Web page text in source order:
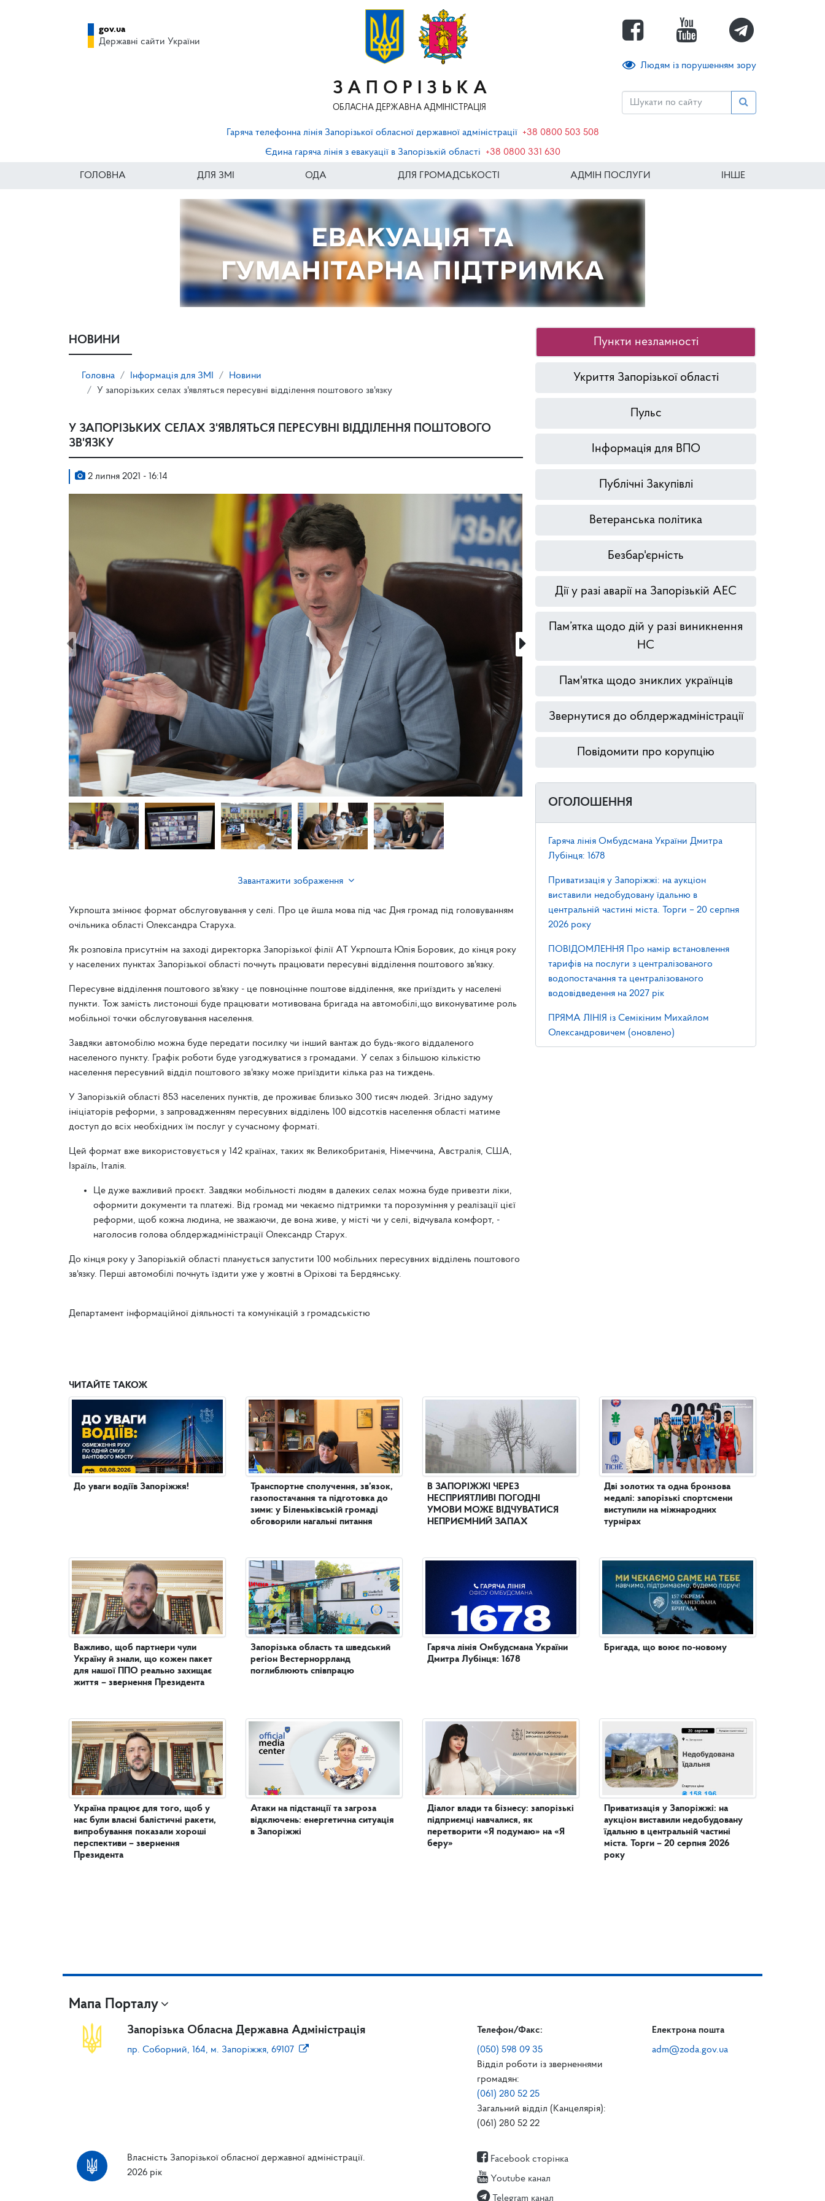
ЗАПОРІЗЬКА
ОБЛАСНА ДЕРЖАВНА АДМІНІСТРАЦІЯ
Людям із порушенням зору
gov.ua
Державні сайти України
Гаряча телефонна лінія Запорізької обласної державної адміністрації +38 0800 503 508
Єдина гаряча лінія з евакуації в Запорізькій області
+38 0800 331 630
ГОЛОВНА ДЛЯ ЗМІ ОДА ДЛЯ ГРОМАДСЬКОСТІ АДМІН ПОСЛУГИ ІНШЕ
НОВИНИ
Головна Інформація для ЗМІ
Новини
У запорізьких селах з'являться пересувні відділення поштового зв'язку
У ЗАПОРІЗЬКИХ СЕЛАХ З'ЯВЛЯТЬСЯ ПЕРЕСУВНІ ВІДДІЛЕННЯ ПОШТОВОГО
ЗВ'ЯЗКУ
2 липня 2021 - 16:14
Завантажити зображення
Укрпошта змінює формат обслуговування у селі. Про це йшла мова під час Дня громад під головуванням
очільника області Олександра Старуха.
Як розповіла присутнім на заході директорка Запорізької філії АТ Укрпошта Юлія Боровик, до кінця року
у населених пунктах Запорізької області почнуть працювати пересувні відділення поштового зв'язку.
Пересувне відділення поштового зв'язку - це повноцінне поштове відділення, яке приїздить у населені
пункти. Тож замість листоноші буде працювати мотивована бригада на автомобілі,що виконуватиме роль
мобільної точки обслуговування населення.
Завдяки автомобілю можна буде передати посилку чи інший вантаж до будь-якого віддаленого
населеного пункту. Графік роботи буде узгоджуватися з громадами. У селах з більшою кількістю
населення пересувний відділ поштового зв'язку може приїздити кілька раз на тиждень.
У Запорізькій області 853 населених пунктів, де проживає близько 300 тисяч людей. Згідно задуму
ініціаторів реформи, з запровадженням пересувних відділень 100 відсотків населення області матиме
доступ до всіх необхідних їм послуг у сучасному форматі.
Цей формат вже використовується у 142 країнах, таких як Великобританія, Німеччина, Австралія, США,
Ізраїль, Італія.
Це дуже важливий проєкт. Завдяки мобільності людям в далеких селах можна буде привезти ліки,
оформити документи та платежі. Від громад ми чекаємо підтримки та порозуміння у реалізації цієї
реформи, щоб кожна людина, не зважаючи, де вона живе, у місті чи у селі, відчувала комфорт, -
наголосив голова облдержадміністрації Олександр Старух.
До кінця року у Запорізькій області планується запустити 100 мобільних пересувних відділень поштового
зв'язку. Перші автомобілі почнуть їздити уже у жовтні в Оріхові та Бердянську.
Департамент інформаційної діяльності та комунікацій з громадськістю
Пункти незламності
Укриття Запорізької області
Пульс
Інформація для ВПО
Публічні Закупівлі
Ветеранська політика
Безбар'єрність
Дії у разі аварії на Запорізькій АЕС
Пам’ятка щодо дій у разі виникнення
НС
Пам'ятка щодо зниклих українців
Звернутися до облдержадміністрації
Повідомити про корупцію
ОГОЛОШЕННЯ
Гаряча лінія Омбудсмана України Дмитра
Лубінця: 1678
Приватизація у Запоріжжі: на аукціон
виставили недобудовану їдальню в
центральній частині міста. Торги – 20 серпня
2026 року
ПОВІДОМЛЕННЯ Про намір встановлення
тарифів на послуги з централізованого
водопостачання та централізованого
водовідведення на 2027 рік
ПРЯМА ЛІНІЯ із Семікіним Михайлом
Олександровичем (оновлено)
ЧИТАЙТЕ ТАКОЖ
До уваги водіїв Запоріжжя!
Важливо, щоб партнери чули
Україну й знали, що кожен пакет
для нашої ППО реально захищає
життя – звернення Президента
Україна працює для того, щоб у
нас були власні балістичні ракети,
випробування показали хороші
перспективи – звернення
Президента
Транспортне сполучення, зв’язок,
газопостачання та підготовка до
зими: у Біленьківській громаді
обговорили нагальні питання
Запорізька область та шведський
регіон Вестерноррланд
поглиблюють співпрацю
Атаки на підстанції та загроза
відключень: енергетична ситуація
в Запоріжжі
В ЗАПОРІЖЖІ ЧЕРЕЗ
НЕСПРИЯТЛИВІ ПОГОДНІ
УМОВИ МОЖЕ ВІДЧУВАТИСЯ
НЕПРИЄМНИЙ ЗАПАХ
Гаряча лінія Омбудсмана України
Дмитра Лубінця: 1678
Діалог влади та бізнесу: запорізькі
підприємці навчалися, як
перетворити «Я подумаю» на «Я
беру»
Дві золотих та одна бронзова
медалі: запорізькі спортсмени
виступили на міжнародних
турнірах
Бригада, що воює по-новому
Приватизація у Запоріжжі: на
аукціон виставили недобудовану
їдальню в центральній частині
міста. Торги – 20 серпня 2026
року
Мапа Порталу
Запорізька Обласна Державна Адміністрація
пр. Соборний, 164, м. Запоріжжя, 69107
Телефон/Факс:
(050) 598 09 35
Відділ роботи із зверненнями
громадян:
(061) 280 52 25
Загальний відділ (Канцелярія):
(061) 280 52 22
Електрона пошта
adm@zoda.gov.ua
Власність Запорізької обласної державної адміністрації.
2026 рік
Facebook сторінка
Youtube канал
Telegram канал